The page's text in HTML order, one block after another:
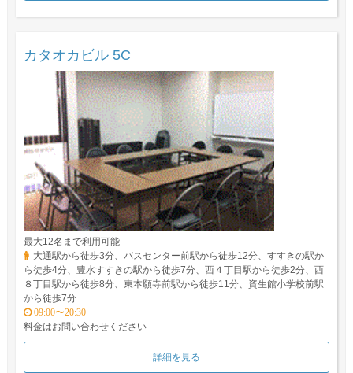
カタオカビル 5C
最大12名まで利用可能
大通駅から徒歩3分、バスセンター前駅から徒歩12分、すすきの駅か
ら徒歩4分、豊水すすきの駅から徒歩7分、西４丁目駅から徒歩2分、西
８丁目駅から徒歩8分、東本願寺前駅から徒歩11分、資生館小学校前駅
から徒歩7分
09:00〜20:30
料金はお問い合わせください
詳細を見る